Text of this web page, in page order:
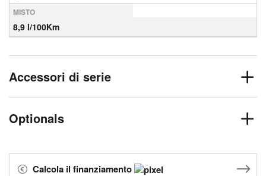
MISTO
8,9 l/100Km
Accessori di serie
Optionals
Calcola il finanziamento